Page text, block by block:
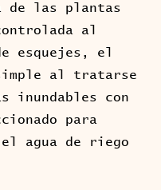
de las plantas
al
esquejes, el
al tratarse
inundables con
para
agua de riego